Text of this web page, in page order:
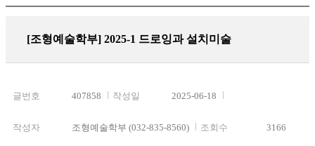
[조형예술학부] 2025-1 드로잉과 설치미술
글번호 407858 작성일 2025-06-18
작성자 조형예술학부 (032-835-8560) 조회수 3166